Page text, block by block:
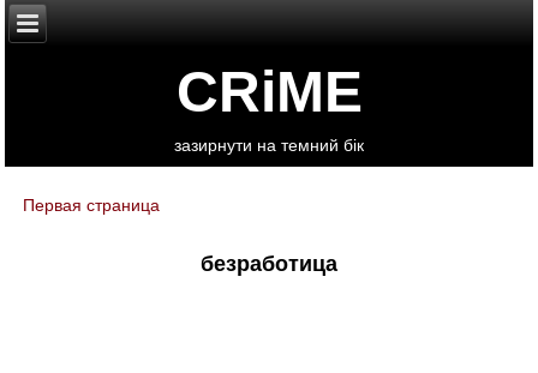
CRiME
зазирнути на темний бік
You are here
Первая страница
безработица